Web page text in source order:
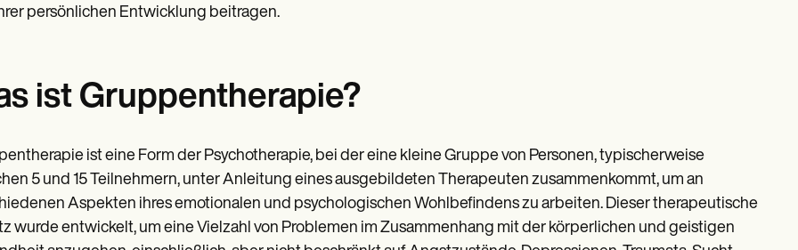
persönlichen Entwicklung beitragen.
ist Gruppentherapie?
ist eine Form der Psychotherapie, bei der eine kleine Gruppe von Personen, typischerweise
5 und 15 Teilnehmern, unter Anleitung eines ausgebildeten Therapeuten zusammenkommt, um an
Aspekten ihres emotionalen und psychologischen Wohlbefindens zu arbeiten. Dieser therapeutische
wurde entwickelt, um eine Vielzahl von Problemen im Zusammenhang mit der körperlichen und geistigen